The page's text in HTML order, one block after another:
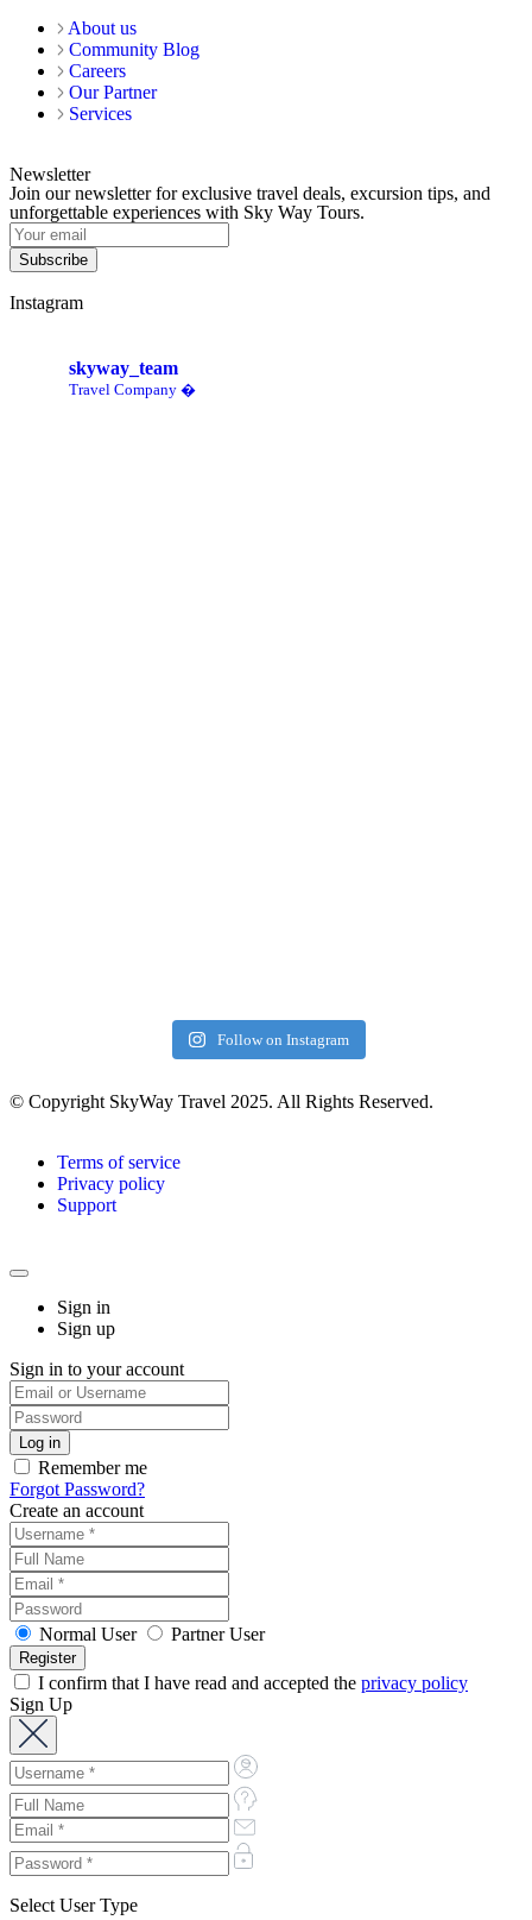
About us
Community Blog
Careers
Our Partner
Services
Newsletter
Join our newsletter for exclusive travel deals, excursion tips, and
unforgettable experiences with Sky Way Tours.
Subscribe
Instagram
skyway_team
Travel Company �
Follow on Instagram
© Copyright SkyWay Travel 2025. All Rights Reserved.
Terms of service
Privacy policy
Support
Sign in
Sign up
Sign in to your account
Remember me
Forgot Password?
Create an account
Normal User Partner User
I confirm that I have read and accepted the privacy policy
Sign Up
Select User Type